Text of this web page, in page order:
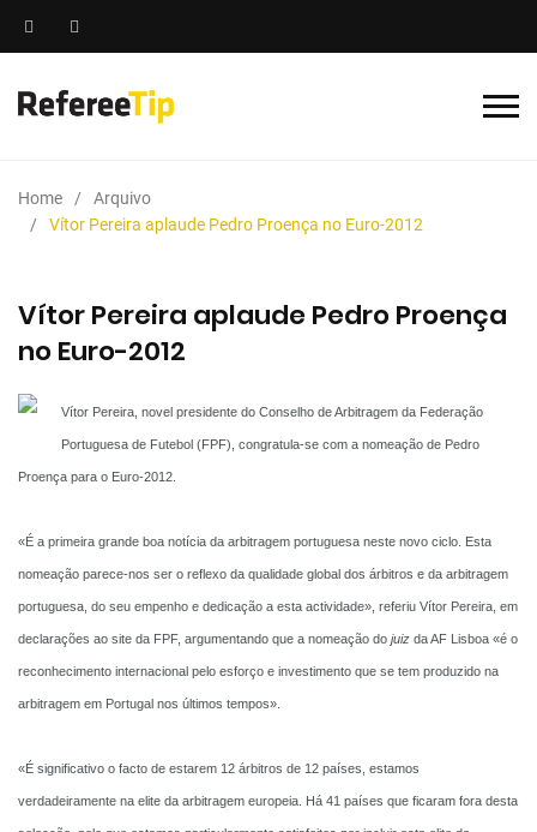
Home
Arquivo
Vítor Pereira aplaude Pedro Proença no Euro-2012
Vítor Pereira aplaude Pedro Proença
no Euro-2012
Vítor Pereira, novel presidente do Conselho de Arbitragem da Federação
Portuguesa de Futebol (FPF), congratula-se com a nomeação de Pedro
Proença para o Euro-2012.
«É a primeira grande boa notícia da arbitragem portuguesa neste novo ciclo. Esta
nomeação parece-nos ser o reflexo da qualidade global dos árbitros e da arbitragem
portuguesa, do seu empenho e dedicação a esta actividade», referiu Vítor Pereira, em
declarações ao site da FPF, argumentando que a nomeação do juiz da AF Lisboa «é o
reconhecimento internacional pelo esforço e investimento que se tem produzido na
arbitragem em Portugal nos últimos tempos».
«É significativo o facto de estarem 12 árbitros de 12 países, estamos
verdadeiramente na elite da arbitragem europeia. Há 41 países que ficaram fora desta